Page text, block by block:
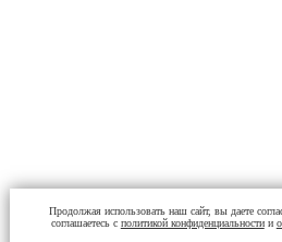
Продолжая использовать наш сайт, вы даете
соглашаетесь с политикой конфиденциальностии